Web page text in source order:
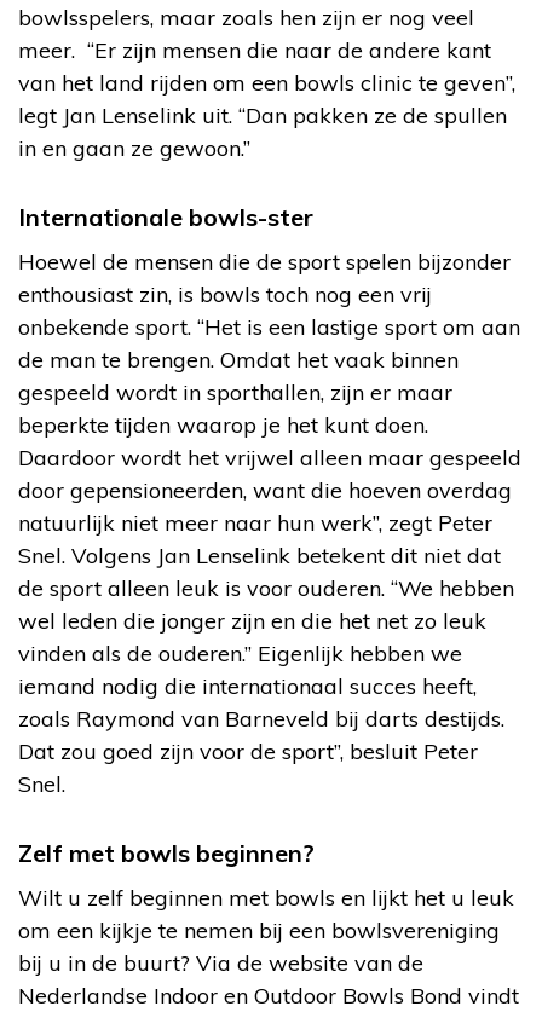
bowlsspelers, maar zoals hen zijn er nog veel
meer. “Er zijn mensen die naar de andere kant
van het land rijden om een bowls clinic te geven”,
legt Jan Lenselink uit. “Dan pakken ze de spullen
in en gaan ze gewoon.”
Internationale bowls-ster
Hoewel de mensen die de sport spelen bijzonder
enthousiast zin, is bowls toch nog een vrij
onbekende sport. “Het is een lastige sport om aan
de man te brengen. Omdat het vaak binnen
gespeeld wordt in sporthallen, zijn er maar
beperkte tijden waarop je het kunt doen.
Daardoor wordt het vrijwel alleen maar gespeeld
door gepensioneerden, want die hoeven overdag
natuurlijk niet meer naar hun werk”, zegt Peter
Snel. Volgens Jan Lenselink betekent dit niet dat
de sport alleen leuk is voor ouderen. “We hebben
wel leden die jonger zijn en die het net zo leuk
vinden als de ouderen.” Eigenlijk hebben we
iemand nodig die internationaal succes heeft,
zoals Raymond van Barneveld bij darts destijds.
Dat zou goed zijn voor de sport”, besluit Peter
Snel.
Zelf met bowls beginnen?
Wilt u zelf beginnen met bowls en lijkt het u leuk
om een kijkje te nemen bij een bowlsvereniging
bij u in de buurt? Via de website van de
Nederlandse Indoor en Outdoor Bowls Bond vindt